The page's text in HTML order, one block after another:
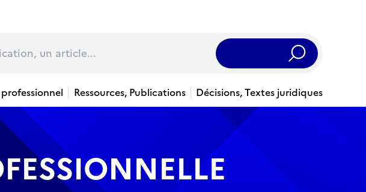
Rechercher
Ressources, Publications Décisions, Textes juridiques